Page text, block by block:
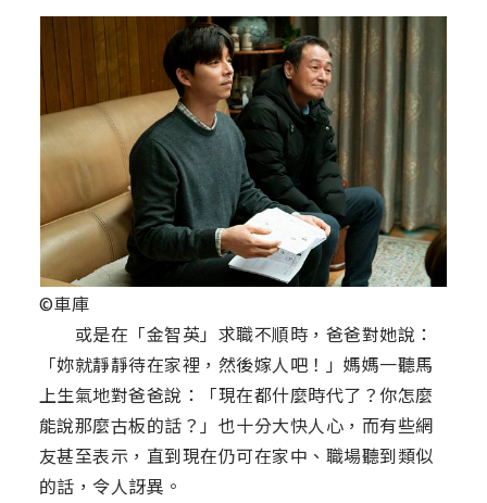
©車庫
或是在「金智英」求職不順時，爸爸對她說：
「妳就靜靜待在家裡，然後嫁人吧！」媽媽一聽馬
上生氣地對爸爸說：「現在都什麼時代了？你怎麼
能說那麼古板的話？」也十分大快人心，而有些網
友甚至表示，直到現在仍可在家中、職場聽到類似
的話，令人訝異。